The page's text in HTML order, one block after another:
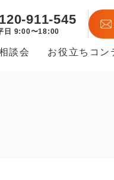
911-545
日 9:00〜18:00
談会 お役立ちコン